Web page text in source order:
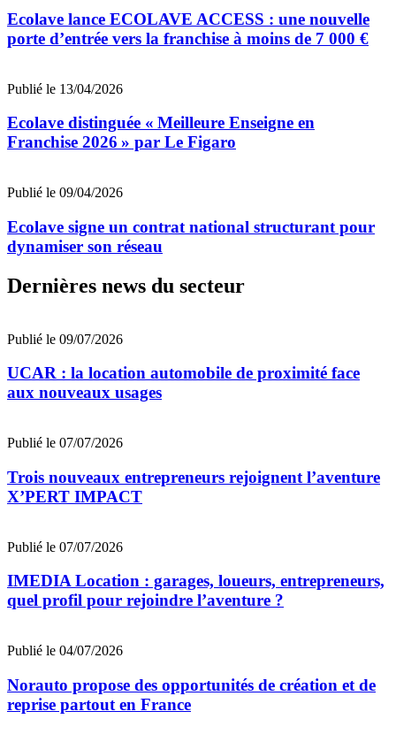
Ecolave lance ECOLAVE ACCESS : une nouvelle
porte d’entrée vers la franchise à moins de 7 000 €
Publié le 13/04/2026
Ecolave distinguée « Meilleure Enseigne en
Franchise 2026 » par Le Figaro
Publié le 09/04/2026
Ecolave signe un contrat national structurant pour
dynamiser son réseau
Dernières news du secteur
Publié le 09/07/2026
UCAR : la location automobile de proximité face
aux nouveaux usages
Publié le 07/07/2026
Trois nouveaux entrepreneurs rejoignent l’aventure
X’PERT IMPACT
Publié le 07/07/2026
IMEDIA Location : garages, loueurs, entrepreneurs,
quel profil pour rejoindre l’aventure ?
Publié le 04/07/2026
Norauto propose des opportunités de création et de
reprise partout en France